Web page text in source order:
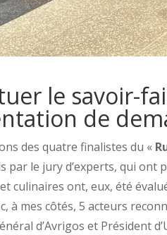
le savoir-
de
des quatre finalistes du «
par le jury d’experts, qui ont
culinaires ont, eux, été
à mes côtés, 5 acteurs
d’Avrigos et Président